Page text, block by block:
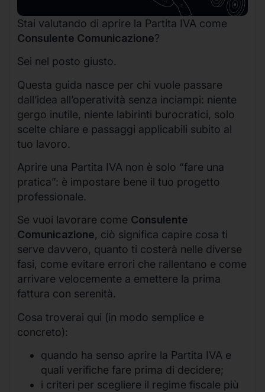
Stai valutando di aprire la Partita IVA come
Consulente Comunicazione?
Sei nel posto giusto.
Questa guida nasce per chi vuole passare
dall’idea all’operatività senza inciampi: niente
gergo inutile, niente labirinti burocratici, solo
scelte chiare e passaggi applicabili subito al
tuo lavoro.
Aprire una Partita IVA non è solo “fare una
pratica”: è impostare bene il tuo progetto
professionale.
Se vuoi lavorare come Consulente
Comunicazione, ciò significa capire cosa ti
serve davvero, quanto ti costerà nelle diverse
fasi, come evitare errori che rallentano e come
arrivare velocemente a emettere la prima
fattura con serenità.
Cosa troverai qui (in modo semplice e
concreto):
quando ha senso aprire la Partita IVA e
quali verifiche fare prima di decidere;
i criteri per scegliere il regime fiscale più